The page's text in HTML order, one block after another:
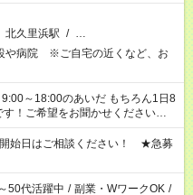
北久里浜駅 / …
や病院 ※ご自宅の近くなど、お
9:00～18:00のあいだ もちろん1日8
！ご希望をお聞かせください！
フスタイルに合わせて お選びい
上の勤務
始日はご相談ください！ ★急募
50代活躍中 / 副業・WワークOK /